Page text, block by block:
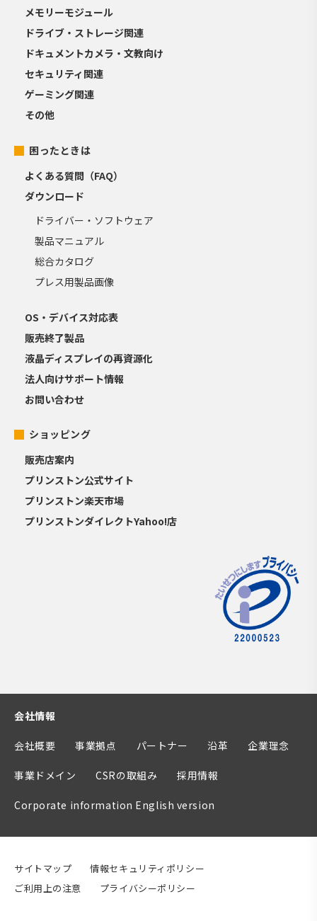
メモリーモジュール
ドライブ・ストレージ関連
ドキュメントカメラ・文教向け
セキュリティ関連
ゲーミング関連
その他
困ったときは
よくある質問（FAQ）
ダウンロード
ドライバー・ソフトウェア
製品マニュアル
総合カタログ
プレス用製品画像
OS・デバイス対応表
販売終了製品
液晶ディスプレイの再資源化
法人向けサポート情報
お問い合わせ
ショッピング
販売店案内
プリンストン公式サイト
プリンストン楽天市場
プリンストンダイレクトYahoo!店
会社情報
会社概要 事業拠点 パートナー 沿革 企業理念
事業ドメイン CSRの取組み 採用情報
Corporate information English version
サイトマップ
情報セキュリティポリシー
ご利用上の注意
プライバシーポリシー